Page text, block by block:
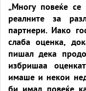
„Многу повеќе
реалните за
партнери. Иако
слаба оценка,
пишал дека
избришаа
имаше и некои
би имал повеќе